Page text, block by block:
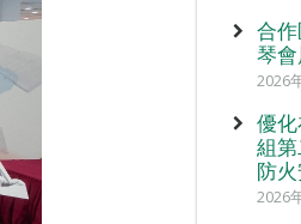
合
琴
2026
優
組
防
2026